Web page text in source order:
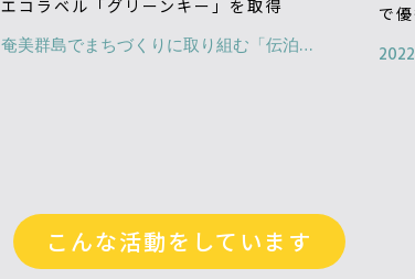
エコラベル「グリーンキー」を取得
奄美群島でまちづくりに取り組む「伝泊…
で
こんな活動をしています